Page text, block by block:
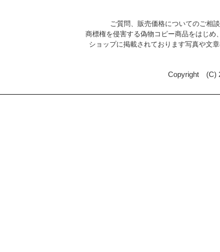
ご質問、販売価格についてのご相
商標権を侵害する偽物コピー商品をはじ
ショップに掲載されております写真や
Copyright (C)